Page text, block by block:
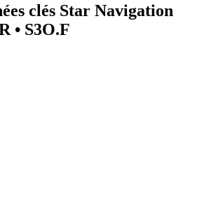
clés Star Navigation
• S3O.F